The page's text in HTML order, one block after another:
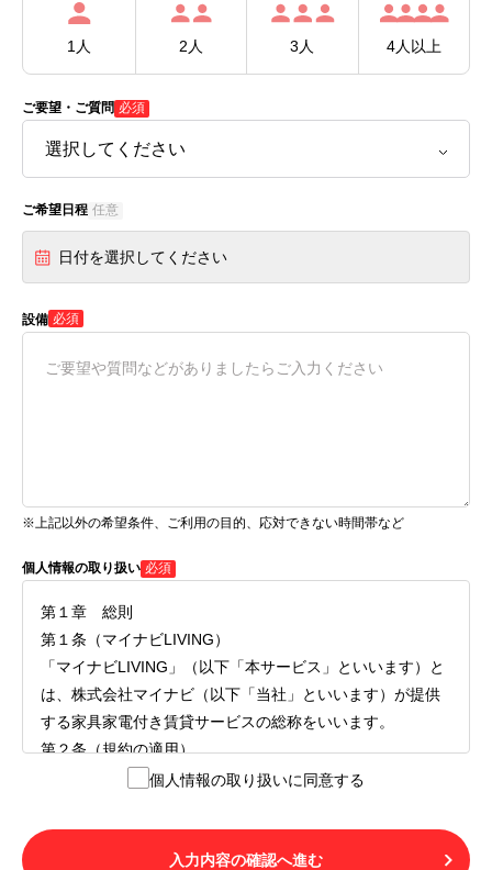
1人 2人 3人 4人以上
ご要望・ご質問 必須
ご希望日程 任意
日付を選択してください
設備 必須
※上記以外の希望条件、ご利用の目的、応対できない時間帯など
個人情報の取り扱い 必須
第１章 総則
第１条（マイナビLIVING）
「マイナビLIVING」（以下「本サービス」といいます）と
は、株式会社マイナビ（以下「当社」といいます）が提供
する家具家電付き賃貸サービスの総称をいいます。
第２条（規約の適用）
１.本サービスを利用する者（以下「利用者」といいます）
LIVINGご契約にあたり取得する個人情報の取り扱いについ
て」の内容をすべて承諾したものとみなされます。不承諾
個人情報の取り扱いに同意する
入力内容の確認へ進む